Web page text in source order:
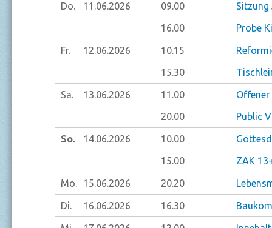
Do. 11.06.2026 09.00
Sitzung
16.00
Probe
Fr. 12.06.2026 10.15
15.30
Sa. 13.06.2026 11.00
20.00
Public
So. 14.06.2026 10.00
15.00
ZAK
Mo. 15.06.2026 20.20
Di. 16.06.2026 16.30